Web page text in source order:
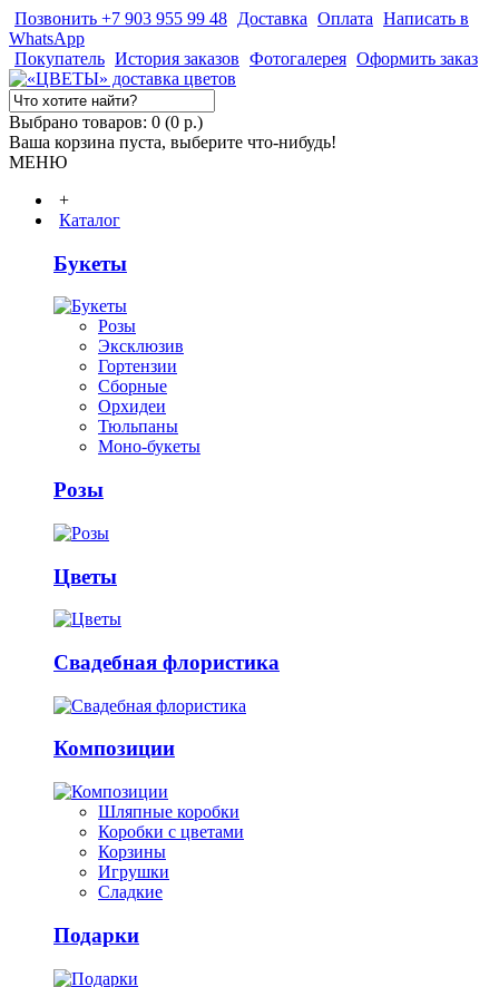
Позвонить +7 903 955 99 48 Доставка Оплата Написать в
WhatsApp
Покупатель История заказов Фотогалерея Оформить заказ
Выбрано товаров: 0 (0 р.)
Ваша корзина пуста, выберите что-нибудь!
МЕНЮ
+
Каталог
Букеты
Розы
Эксклюзив
Гортензии
Сборные
Орхидеи
Тюльпаны
Моно-букеты
Розы
Цветы
Свадебная флористика
Композиции
Шляпные коробки
Коробки с цветами
Корзины
Игрушки
Сладкие
Подарки